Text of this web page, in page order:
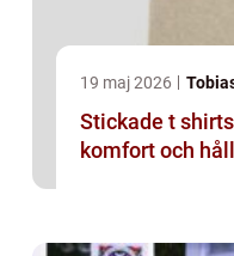
19 maj 2026
Stickade t
komfort och